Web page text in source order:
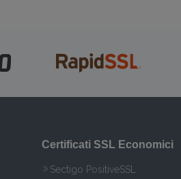
Certificati SSL Economici
Sectigo PositiveSSL